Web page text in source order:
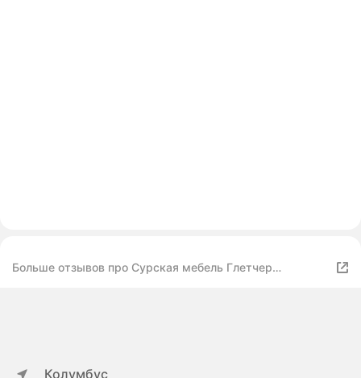
Больше отзывов про Сурская мебель Глетчер
Колумбус